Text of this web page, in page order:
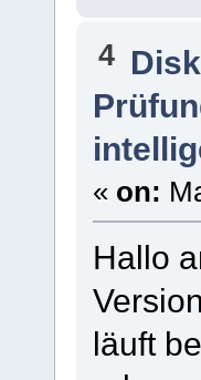
4
« on:
Hallo
läuft